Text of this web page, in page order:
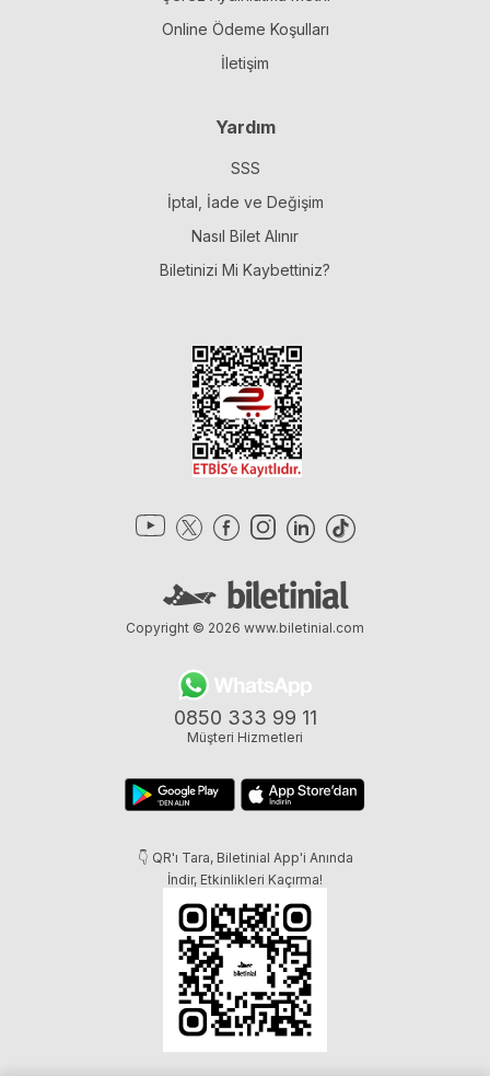
Online Ödeme Koşulları
İletişim
Yardım
SSS
İptal, İade ve Değişim
Nasıl Bilet Alınır
Biletinizi Mi Kaybettiniz?
0850 333 99 11
Müşteri Hizmetleri
👇 QR'ı Tara, Biletinial App'i Anında
İndir, Etkinlikleri Kaçırma!
Copyright © 2026 www.biletinial.com